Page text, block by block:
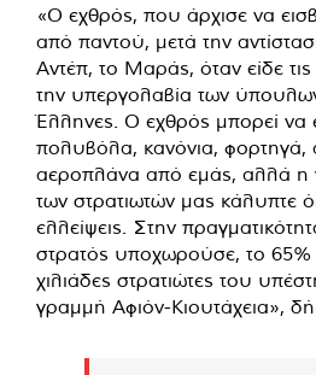
«Ο εχθρός, που άρχισε να
από παντού, μετά την
Αντέπ, το Μαράς, όταν είδε
την υπεργολαβία των
Έλληνες. Ο εχθρός μπορεί να
πολυβόλα, κανόνια, φορτηγά,
αεροπλάνα από εμάς, αλλά η
των στρατιωτών μας κάλυπτε
ελλείψεις. Στην
στρατός υποχωρούσε, το
χιλιάδες στρατιώτες του
γραμμή Αφιόν-Κιουτάχεια»,